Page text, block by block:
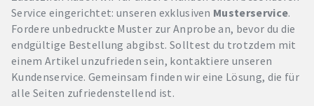
Service eingerichtet: unseren exklusiven Musterservice.
Fordere unbedruckte Muster zur Anprobe an, bevor du die
endgültige Bestellung abgibst. Solltest du trotzdem mit
einem Artikel unzufrieden sein, kontaktiere unseren
Kundenservice. Gemeinsam finden wir eine Lösung, die für
alle Seiten zufriedenstellend ist.